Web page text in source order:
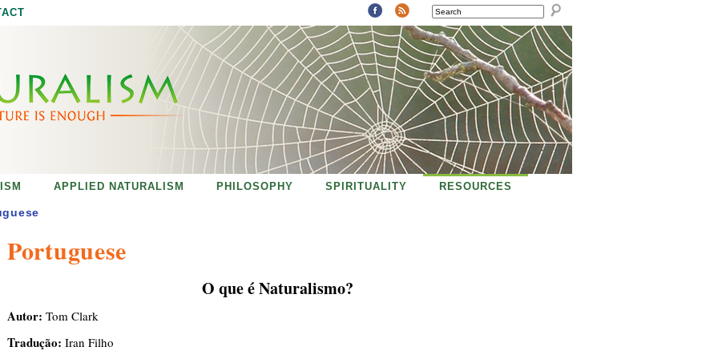
SEARCH
Portuguese
O que é Naturalismo?
Autor: Tom Clark
Tradução: Iran Filho
APPLIED NATURALISM PHILOSOPHY SPIRITUALITY RESOURCES